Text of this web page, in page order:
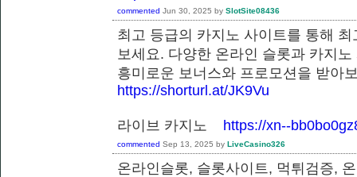
commented Jun 30, 2025 by SlotSite08436
최고 등급의 카지노 사이트를 통해
보세요. 다양한 온라인 슬롯과 카지
흥미로운 보너스와 프로모션을 받
https://shorturl.at/JK9Vu
라이브 카지노 https://xn--
commented Sep 13, 2025 by LiveCasino326
온라인슬롯, 슬롯사이트, 먹튀검증,